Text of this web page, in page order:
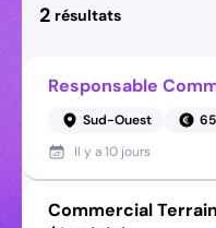
2 résultats
Responsable
Sud-Ouest
Il y a10 jours
Commercial